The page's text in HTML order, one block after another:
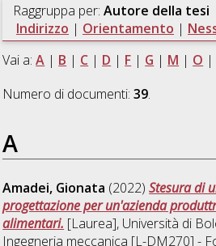
Raggruppa per: Autore della tesi
Indirizzo | Orientamento |
Vai a:A | B | C | D | F | G | M | O |
Numero di documenti:39.
A
Amadei, Gionata (2022)Stesura di
progettazione per un'azienda
alimentari. [Laurea], Università di
Ingegneria meccanica [L-DM270] -